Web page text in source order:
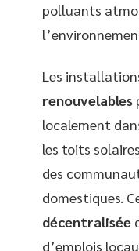
polluants
Les
renouvelables
localement
les toits
des
domestiques.
décentralisée
d’emplois